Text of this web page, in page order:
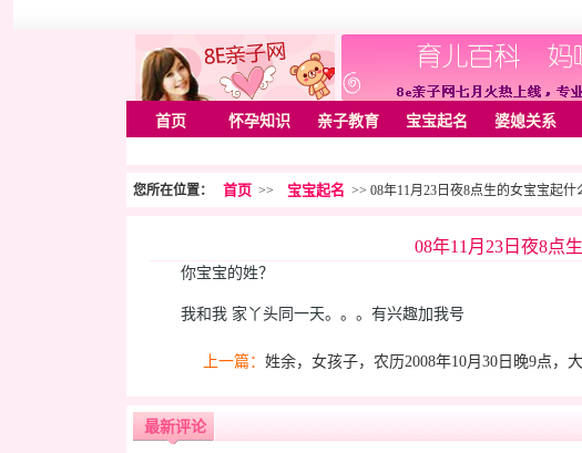
首页 怀孕知识 亲子教育 宝宝起名 婆媳关系
您所在位置： 首页 >> 宝宝起名 >> 08年11月23日夜8点生的女宝宝起什
08年11月23日夜8点
你宝宝的姓？
我和我 家丫头同一天。。。有兴趣加我号
上一篇： 姓余，女孩子，农历2008年10月30日晚9点，大
最新评论